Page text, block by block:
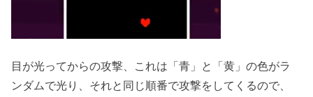
目が光ってからの攻撃、これは「青」と「黄」の色がラ
ンダムで光り、それと同じ順番で攻撃をしてくるので、